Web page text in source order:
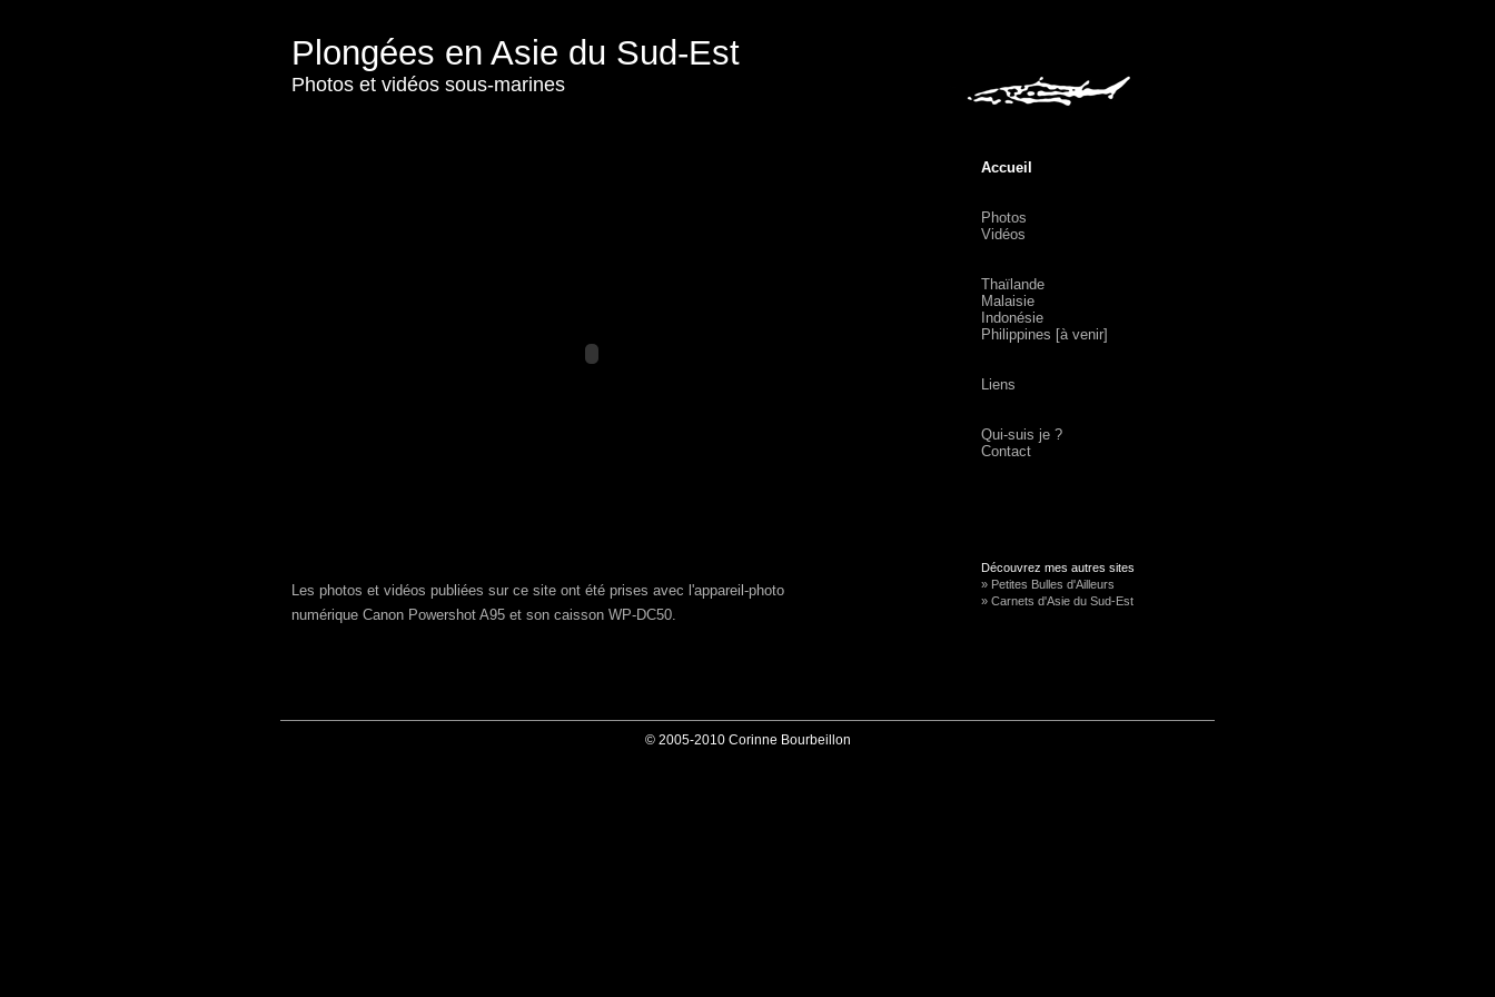
Plongées en Asie du Sud-Est
Photos et vidéos sous-marines
Les photos et vidéos publiées sur ce site ont été prises avec l'appareil-photo
numérique Canon Powershot A95 et son caisson WP-DC50.
Accueil
Photos
Vidéos
Thaïlande
Malaisie
Indonésie
Philippines [à venir]
Liens
Qui-suis je ?
Contact
Découvrez mes autres sites
» Petites Bulles d'Ailleurs
» Carnets d'Asie du Sud-Est
© 2005-2010 Corinne Bourbeillon